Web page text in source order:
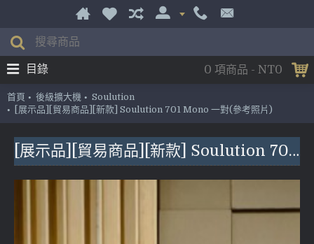
0 項商品 - NT0
目錄
首頁 後級擴大機
Soulution
[展示品][貿易商品][新款] Soulution 701 Mono 一對(參考照片)
[展示品][貿易商品][新款] Soulution 701 Mono 一對(參考照片)